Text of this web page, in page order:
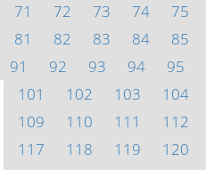
71
72 73 74 75
81
82 83 84 85
91
92 93 94 95
101
102 103 104
109
110 111 112
117
118 119 120